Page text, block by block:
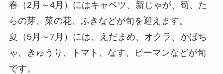
春（2月～4月）にはキャベツ、新じゃが、筍、た
らの芽、菜の花、ふきなどが旬を迎えます。
夏（5月～7月）には、えだまめ、オクラ、かぼち
ゃ、きゅうり、トマト、なす、ピーマンなどが旬
です。